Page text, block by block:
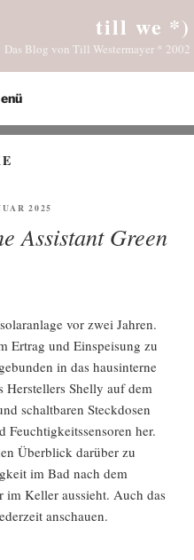
till we *)
Das Blog von Till Westermayer * 2002
2025
Assistant Green
vor zwei Jah­ren.
Ertrag und Ein­spei­sung zu
in das haus­in­ter­ne
Shel­ly auf dem
schalt­ba­ren Steck­do­sen
Feuch­tig­keits­sen­so­ren her.
Über­blick dar­über zu
im Bad nach dem
im Kel­ler aus­sieht. Auch das
anschauen.